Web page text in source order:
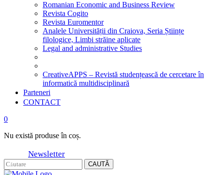
Romanian Economic and Business Review
Revista Cogito
Revista Euromentor
Analele Universității din Craiova, Seria Științe
filologice, Limbi străine aplicate
Legal and administrative Studies
CreativeAPPS – Revistă studențească de cercetare în
informatică multidisciplinară
Parteneri
CONTACT
0
Nu există produse în coș.
Newsletter
CAUTĂ